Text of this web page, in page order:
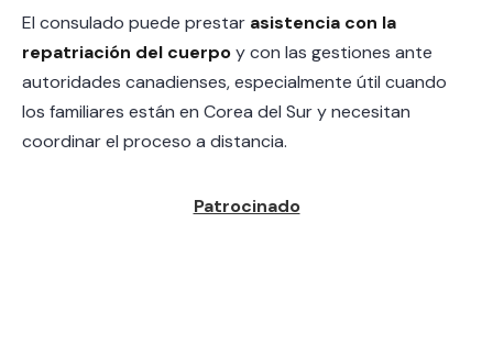
El consulado puede prestar asistencia con la
repatriación del cuerpoy con las gestiones ante
autoridades canadienses, especialmente útil cuando
los familiares están en Corea del Sur y necesitan
coordinar el proceso a distancia.